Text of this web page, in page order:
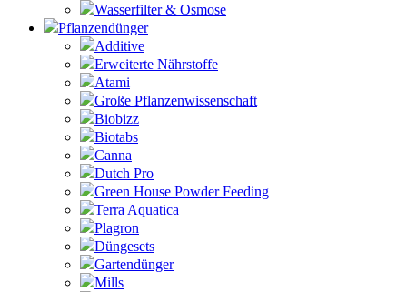
Wasserfilter & Osmose
Pflanzendünger
Additive
Erweiterte Nährstoffe
Atami
Große Pflanzenwissenschaft
Biobizz
Biotabs
Canna
Dutch Pro
Green House Powder Feeding
Terra Aquatica
Plagron
Düngesets
Gartendünger
Mills